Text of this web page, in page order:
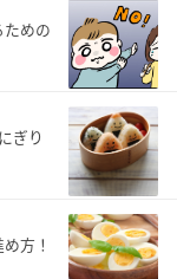
ための
ぎり
方！